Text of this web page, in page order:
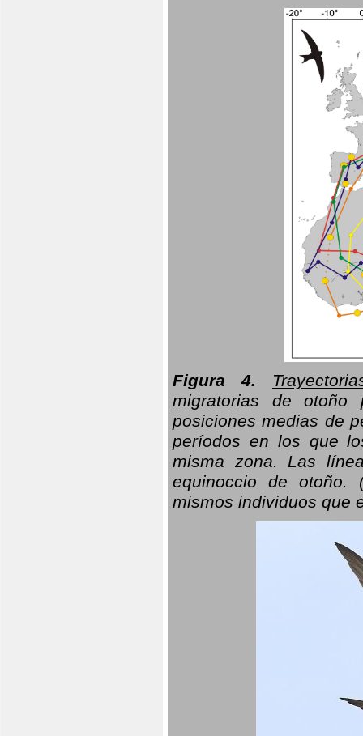
Figura 4.
migratorias de otoño
posiciones medias de
períodos en los que
misma zona. Las
equinoccio de otoño.
mismos individuos que